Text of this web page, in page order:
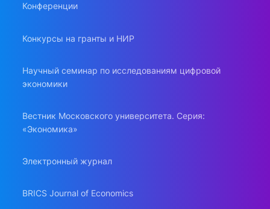
Конференции
Конкурсы на гранты и НИР
Научный семинар по исследованиям цифровой
экономики
Вестник Московского университета. Серия:
«Экономика»
Электронный журнал
BRICS Journal of Economics